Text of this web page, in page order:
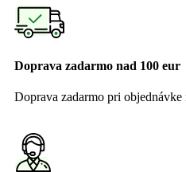
Doprava zadarmo nad 100 eur
Doprava zadarmo pri objednávke